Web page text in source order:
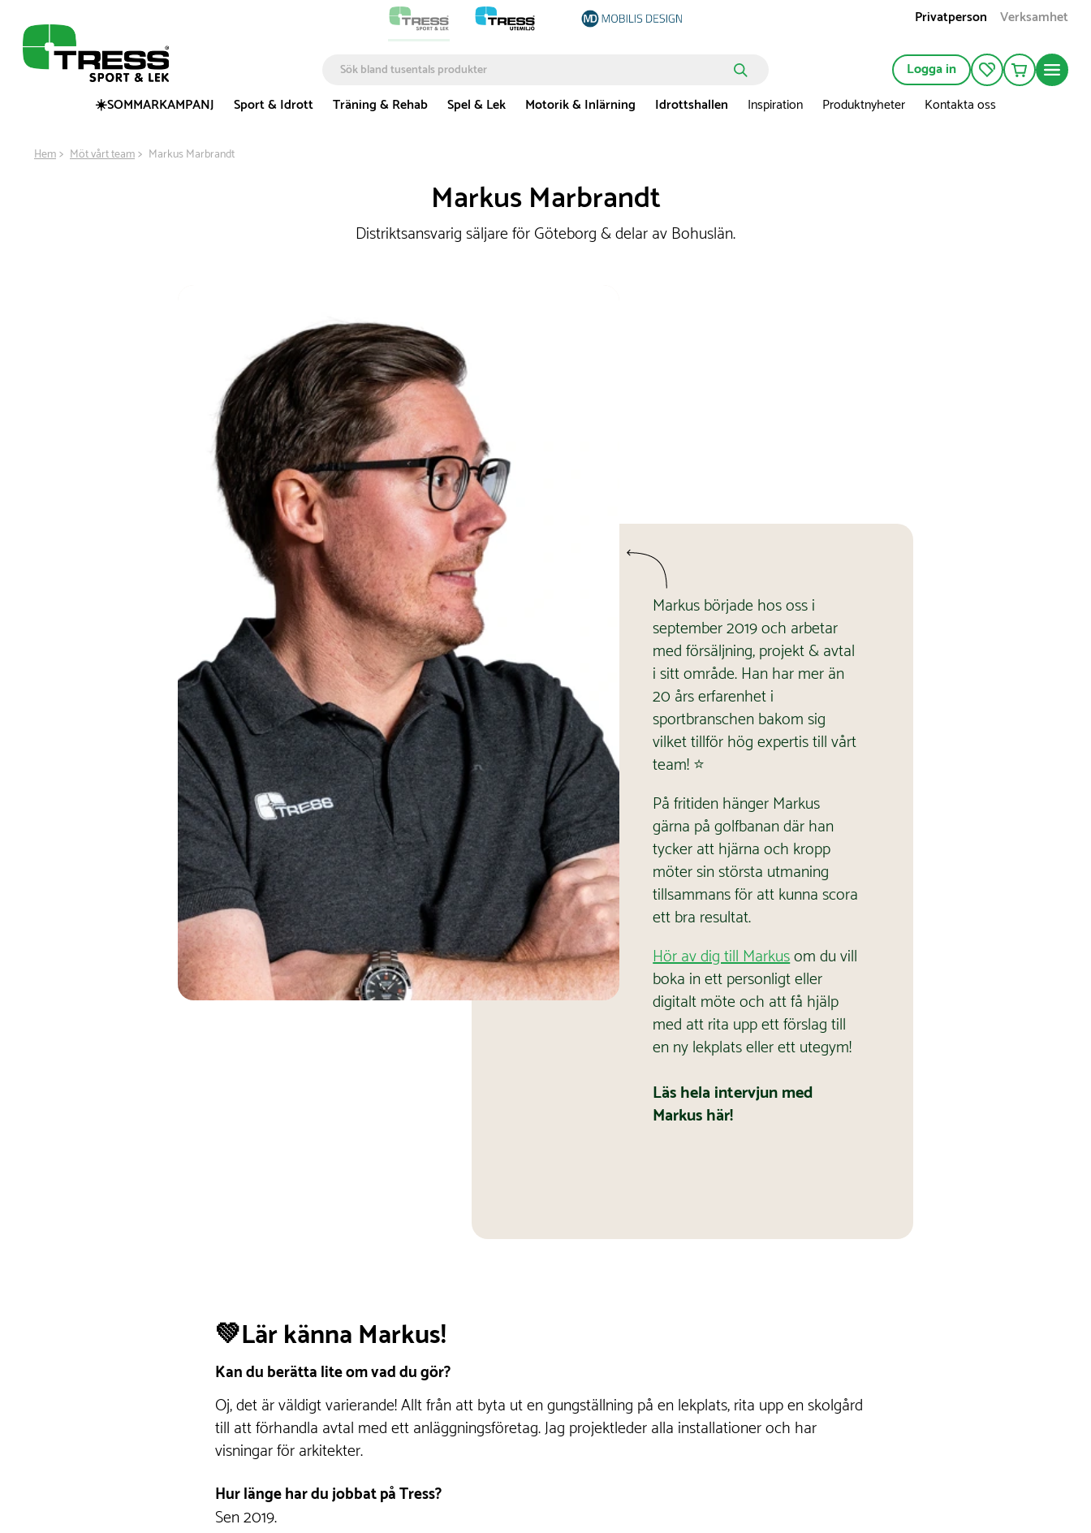
Privatperson Verksamhet
Logga in
☀️SOMMARKAMPANJ
Sport & Idrott Träning & Rehab Spel & Lek Motorik & Inlärning Idrottshallen Inspiration Produktnyheter Kontakta oss
Hem Möt vårt team Markus Marbrandt
Markus Marbrandt
Distriktsansvarig säljare för Göteborg & delar av Bohuslän.
Markus började hos oss i
september 2019 och arbetar
med försäljning, projekt & avtal
i sitt område. Han har mer än
20 års erfarenhet i
sportbranschen bakom sig
vilket tillför hög expertis till vårt
team! ⭐
På fritiden hänger Markus
gärna på golfbanan där han
tycker att hjärna och kropp
möter sin största utmaning
tillsammans för att kunna scora
ett bra resultat.
Hör av dig till Markusom du vill
boka in ett personligt eller
digitalt möte och att få hjälp
med att rita upp ett förslag till
en ny lekplats eller ett utegym!
Läs hela intervjun med
Markus här!
💚Lär känna Markus!
Kan du berätta lite om vad du gör?
Oj, det är väldigt varierande! Allt från att byta ut en gungställning på en lekplats, rita upp en skolgård
till att förhandla avtal med ett anläggningsföretag. Jag projektleder alla installationer och har
visningar för arkitekter.
Hur länge har du jobbat på Tress?
Sen 2019.